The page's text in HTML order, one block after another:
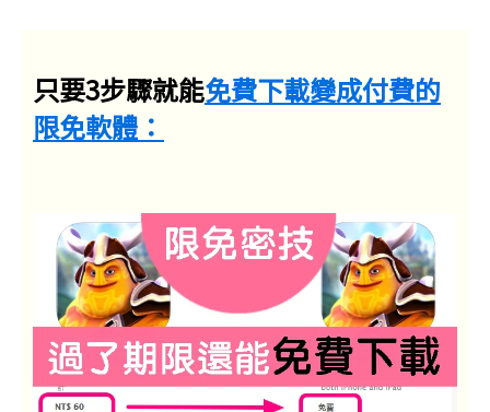
只要3步驟就能免費下載變成付費的
限免軟體：